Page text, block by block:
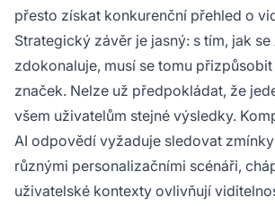
přesto získat konkurenční přehled o
Strategický závěr je jasný: s tím, jak
zdokonaluje, musí se tomu
značek. Nelze už předpokládat, že
všem uživatelům stejné výsledky.
AI odpovědí vyžaduje sledovat
různými personalizačními scénáři,
uživatelské kontexty ovlivňují